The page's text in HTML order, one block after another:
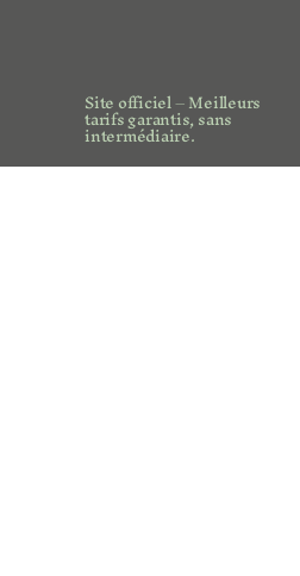
Site officiel – Meilleurs
tarifs garantis, sans
intermédiaire.